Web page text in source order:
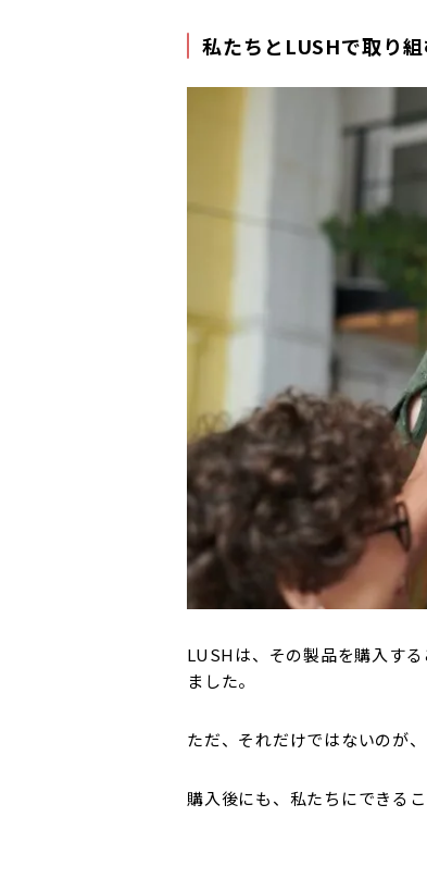
私たちとLUSHで取り
LUSHは、その製品を購入す
ました。
ただ、それだけではないのが
購入後にも、私たちにできるこ